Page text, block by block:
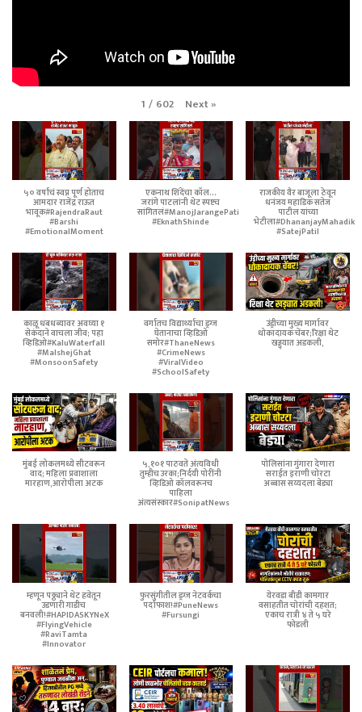
1 / 602 Next»
५० वर्षांचं स्वप्न पूर्ण होताच
आमदार राजेंद्र राऊत
भावूक#RajendraRaut
#Barshi
#EmotionalMoment
एकनाथ शिंदेंचा कॉल...
जरांगे पाटलांनी थेट स्पष्टच
सांगितलं#ManojJarangePatil
#EknathShinde
राजकीय वैर बाजूला ठेवून
धनंजय महाडिक सतेज
पाटील यांच्या
भेटीला#DhananjayMahadik
#SatejPatil
काळू धबधब्यावर अवघ्या १
सेकंदाने वाचला जीव; पहा
व्हिडिओ#KaluWaterfall
#MalshejGhat
#MonsoonSafety
वर्गातच विद्यार्थ्याचा ड्रग्ज
घेतानाचा व्हिडिओ
समोर#ThaneNews
#CrimeNews
#ViralVideo
#SchoolSafety
उंड्रीच्या मुख्य मार्गावर
धोकादायक चेंबर;रिक्षा थेट
खड्ड्यात अडकली,
मुंबई लोकलमध्ये सीटवरून
वाद; महिला प्रवाशाला
मारहाण,आरोपीला अटक
५,१०१ पाठवते अंत्यविधी
तुम्हीच उरका;निर्दयी पोरींनी
व्हिडिओ कॉलवरूनच
पाहिला
अंत्यसंस्कार#SonipatNews
पोलिसांना गुंगारा देणारा
सराईत इराणी चोरटा
अब्बास सय्यदला बेड्या
म्हणून पठ्ठ्याने थेट हवेतून
उडणारी गाडीच
बनवली!#HAPIDASKYNeX
#FlyingVehicle
#RaviTamta
#Innovator
फुरसुंगीतील ड्रग्ज नेटवर्कचा
पर्दाफाश!#PuneNews
#Fursungi
येरवडा बीडी कामगार
वसाहतीत चोरांची दहशत;
एकाच रात्री ४ ते ५ घरे
फोडली